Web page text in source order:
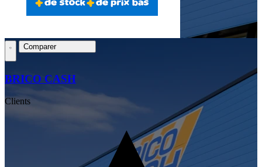
Comparer
BRICO CASH
Clients